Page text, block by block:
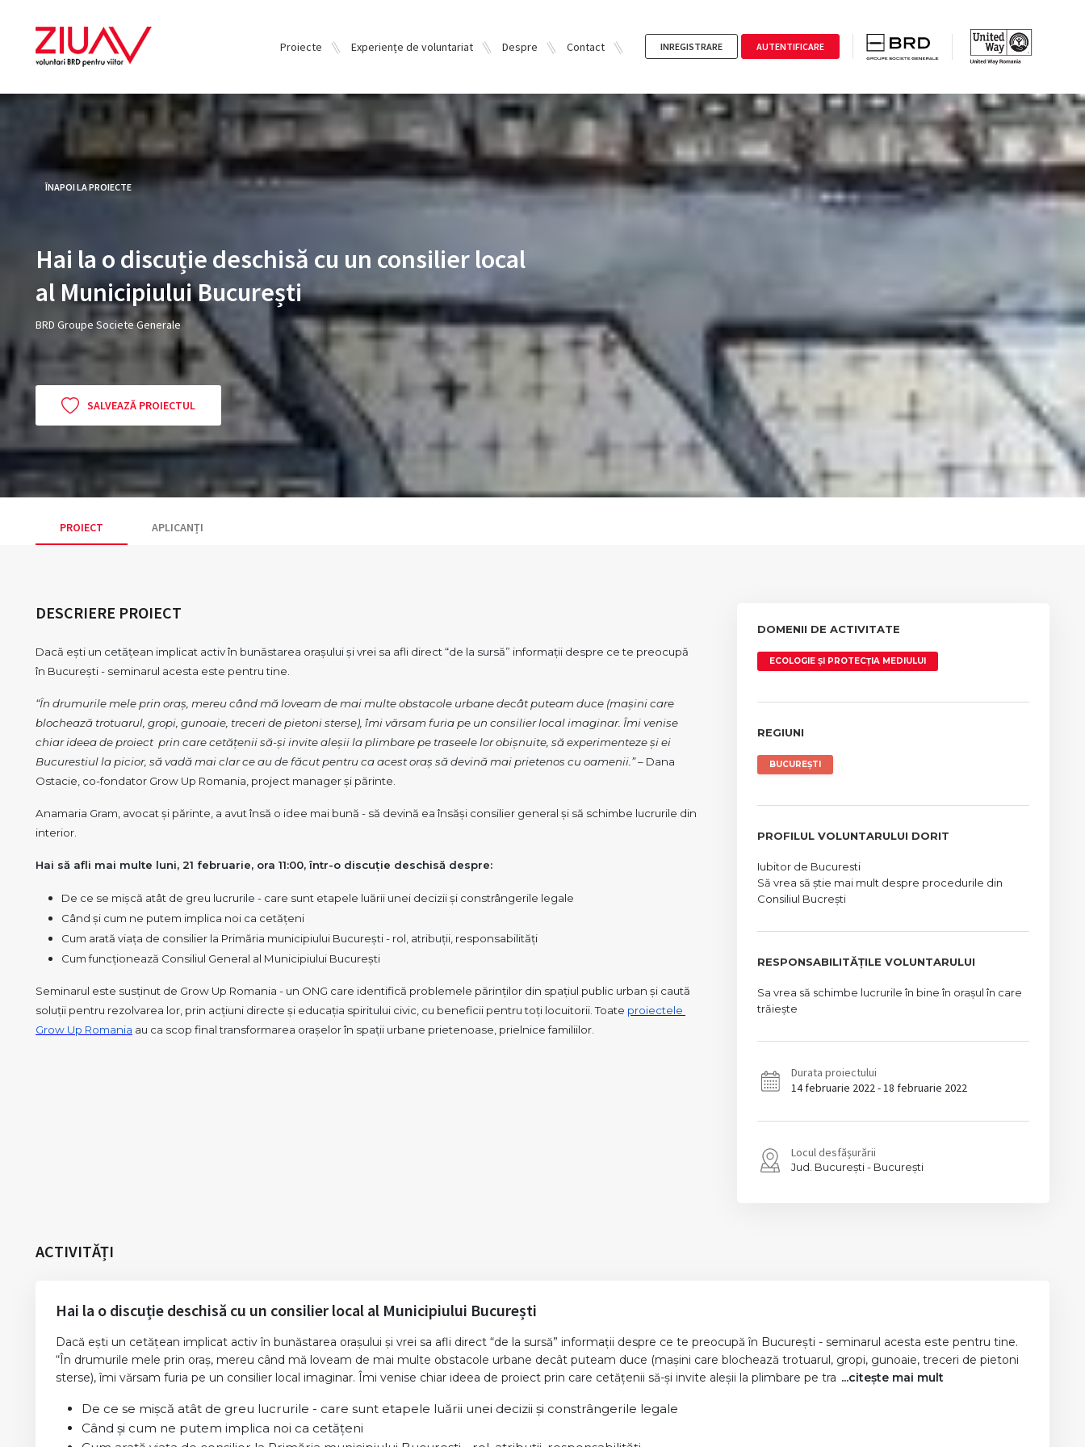
Proiecte Experiențe de voluntariat Despre Contact INREGISTRARE AUTENTIFICARE
ÎNAPOI LA PROIECTE
Hai la o discuție deschisă cu un consilier local
al Municipiului București
BRD Groupe Societe Generale
SALVEAZĂ PROIECTUL
PROIECT APLICANȚI
DESCRIERE PROIECT
Dacă ești un cetățean implicat activ în bunăstarea orașului și vrei sa afli direct “de la sursă” informații despre ce te preocupă
în București - seminarul acesta este pentru tine.
“În drumurile mele prin oraș, mereu când mă loveam de mai multe obstacole urbane decât puteam duce (mașini care
blochează trotuarul, gropi, gunoaie, treceri de pietoni sterse), îmi vărsam furia pe un consilier local imaginar. Îmi venise
chiar ideea de proiect prin care cetățenii să-și invite aleșii la plimbare pe traseele lor obișnuite, să experimenteze și ei
Bucurestiul la picior, să vadă mai clar ce au de făcut pentru ca acest oraș să devină mai prietenos cu oamenii.” – Dana
Ostacie, co-fondator Grow Up Romania, project manager și părinte.
Anamaria Gram, avocat și părinte, a avut însă o idee mai bună - să devină ea însăși consilier general și să schimbe lucrurile din
interior.
Hai să afli mai multe luni, 21 februarie, ora 11:00, într-o discuție deschisă despre:
De ce se mișcă atât de greu lucrurile - care sunt etapele luării unei decizii și constrângerile legale
Când și cum ne putem implica noi ca cetățeni
Cum arată viața de consilier la Primăria municipiului București - rol, atribuții, responsabilități
Cum funcționează Consiliul General al Municipiului București
Seminarul este susținut de Grow Up Romania - un ONG care identifică problemele părinților din spațiul public urban și caută
soluții pentru rezolvarea lor, prin acțiuni directe și educația spiritului civic, cu beneficii pentru toți locuitorii. Toate proiectele
Grow Up Romania au ca scop final transformarea orașelor în spații urbane prietenoase, prielnice familiilor.
DOMENII DE ACTIVITATE
ECOLOGIE ȘI PROTECȚIA MEDIULUI
REGIUNI
BUCUREȘTI
PROFILUL VOLUNTARULUI DORIT
Iubitor de Bucuresti
Să vrea să știe mai mult despre procedurile din
Consiliul Bucrești
RESPONSABILITĂȚILE VOLUNTARULUI
Sa vrea să schimbe lucrurile în bine în orașul în care
trăiește
Durata proiectului
14 februarie 2022 - 18 februarie 2022
Locul desfășurării
București București
ACTIVITĂȚI
Hai la o discuție deschisă cu un consilier local al Municipiului București
Dacă ești un cetățean implicat activ în bunăstarea orașului și vrei sa afli direct “de la sursă” informații despre ce te preocupă în București - seminarul acesta este pentru tine.
“În drumurile mele prin oraș, mereu când mă loveam de mai multe obstacole urbane decât puteam duce (mașini care blochează trotuarul, gropi, gunoaie, treceri de pietoni
sterse), îmi vărsam furia pe un consilier local imaginar. Îmi venise chiar ideea de proiect prin care cetățenii să-și invite aleșii la plimbare pe tra ...citește mai mult
De ce se mișcă atât de greu lucrurile - care sunt etapele luării unei decizii și constrângerile legale
Când și cum ne putem implica noi ca cetățeni